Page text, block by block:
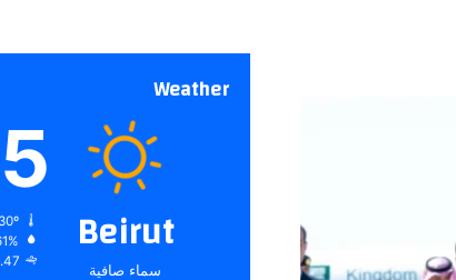
Weather
Beirut
سماء صافية
4.47